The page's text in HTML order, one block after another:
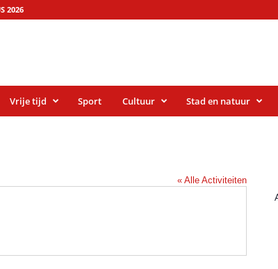
2026
Vrije tijd Sport Cultuur Stad en natuur
« Alle Activiteiten